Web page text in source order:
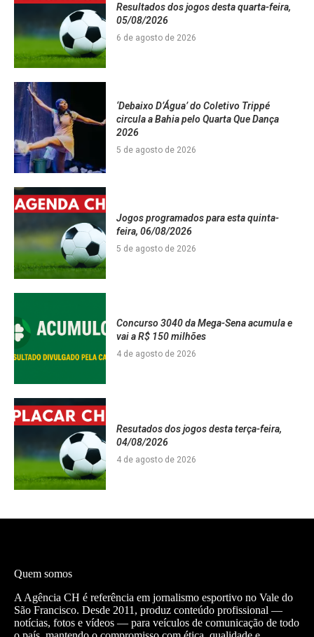
Resultados dos jogos desta quarta-feira,
05/08/2026
6 de agosto de 2026
‘Debaixo D’Água’ do Coletivo Trippé
circula a Bahia pelo Quarta Que Dança
2026
5 de agosto de 2026
Jogos programados para esta quinta-
feira, 06/08/2026
5 de agosto de 2026
Concurso 3040 da Mega-Sena acumula e
vai a R$ 150 milhões
4 de agosto de 2026
Resutados dos jogos desta terça-feira,
04/08/2026
4 de agosto de 2026
Quem somos
A Agência CH é referência em jornalismo esportivo no Vale do
São Francisco. Desde 2011, produz conteúdo profissional —
notícias, fotos e vídeos — para veículos de comunicação de todo